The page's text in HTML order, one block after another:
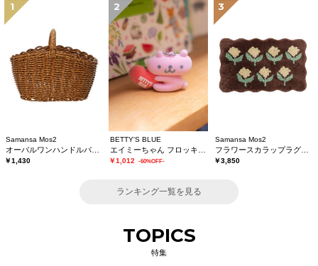
1
Samansa Mos2
￥1,430
2
BETTY'S BLUE
￥1,012 -60%OFF-
3
Samansa Mos2
フラワースカラップラグマット
￥3,850
ランキング一覧を見る
TOPICS
特集